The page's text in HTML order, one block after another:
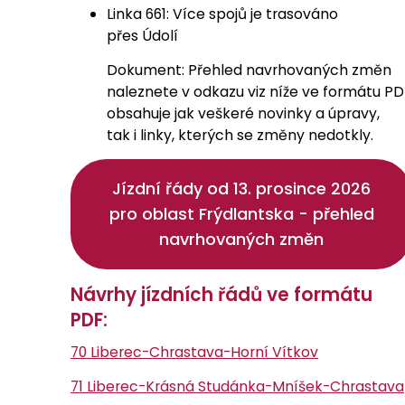
Linka 661: Více spojů je trasováno
přes Údolí
Dokument: Přehled navrhovaných změn
naleznete v odkazu viz níže ve formátu
obsahuje jak veškeré novinky a úpravy,
tak i linky, kterých se změny nedotkly.
Jízdní řády od 13. prosince 2026
pro oblast Frýdlantska - přehled
navrhovaných změn
Návrhy jízdních řádů ve formátu
PDF:
70 Liberec-Chrastava-Horní Vítkov
71 Liberec-Krásná Studánka-Mníšek-Chrastava